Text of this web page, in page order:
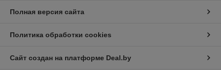
Полная версия сайта
Политика обработки cookies
Сайт создан на платформе Deal.by